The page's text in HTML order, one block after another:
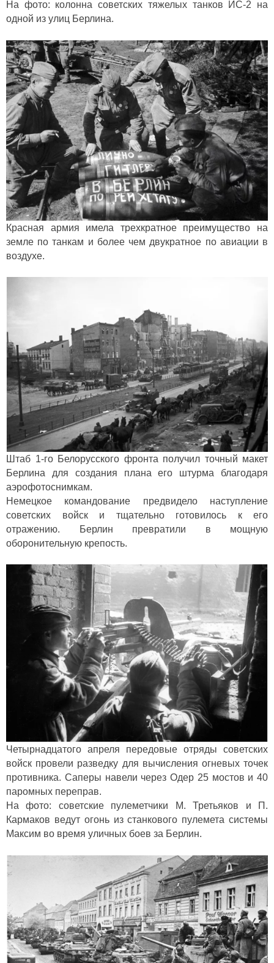
На фото: колонна советских тяжелых танков ИС-2 на
одной из улиц Берлина.
Красная армия имела трехкратное преимущество на
земле по танкам и более чем двукратное по авиации в
воздухе.
Штаб 1-го Белорусского фронта получил точный макет
Берлина для создания плана его штурма благодаря
аэрофотоснимкам.
Немецкое командование предвидело наступление
советских войск и тщательно готовилось к его
отражению. Берлин превратили в мощную
оборонительную крепость.
Четырнадцатого апреля передовые отряды советских
войск провели разведку для вычисления огневых точек
противника. Саперы навели через Одер 25 мостов и 40
паромных переправ.
На фото: советские пулеметчики М. Третьяков и П.
Кармаков ведут огонь из cтaнкoвoгo пyлeметa cиcтeмы
Maкcим вo вpeмя yличныx бoев за Берлин.